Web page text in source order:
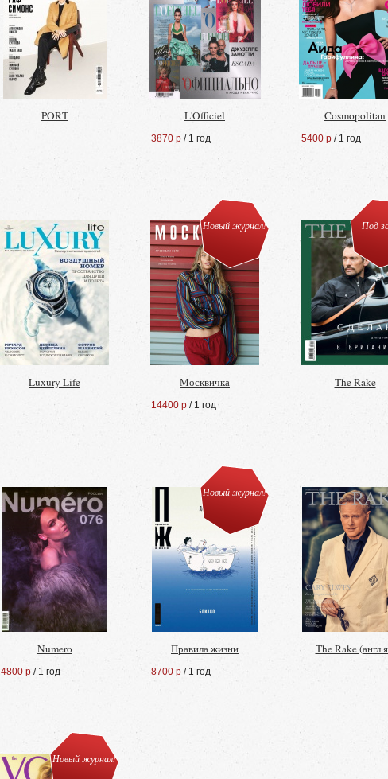
PORT L'Officiel
3870 р / 1 год
Cosmopolitan
5400 р / 1 год
Luxury Life
Новый журнал!
Москвичка
14400 р / 1 год
Под
The Rake
Numero
4800 р / 1 год
Новый журнал!
Правила жизни
8700 р / 1 год
The Rake (англ
Новый журнал!